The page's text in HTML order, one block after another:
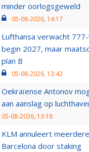
minder oorlogsgeweld
05-08-2026, 14:17
Lufthansa verwacht
begin 2027, maar
plan B
05-08-2026, 13:42
Oekraïense Antonov
aan aanslag op
05-08-2026, 13:18
KLM annuleert
Barcelona door staking